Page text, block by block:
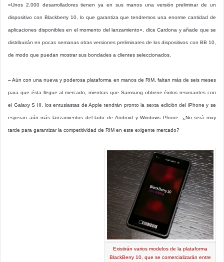
«Unos 2.000 desarrolladores tienen ya en sus manos una versión preliminar de un
dispositivo con Blackberry 10, lo que garantiza que tendremos una enorme cantidad de
aplicaciones disponibles en el momento del lanzamiento», dice Cardona y añade que se
distribuirán en pocas semanas otras versiones preliminares de los dispositivos con BB 10,
de modo que puedan mostrar sus bondades a clientes seleccionados.
– Aún con una nueva y poderosa plataforma en manos de RIM, faltan más de seis meses
para que ésta llegue al mercado, mientras que Samsung obtiene éxitos resonantes con
el Galaxy S III, los entusiastas de Apple tendrán pronto la sexta edición del iPhone y se
esperan aún más lanzamientos del lado de Android y Windows Phone. ¿No será muy
tarde para garantizar la competitividad de RIM en este exigente mercado?
Existirán varios modelos de la plataforma
BlackBerry 10, que se comercializarán entre